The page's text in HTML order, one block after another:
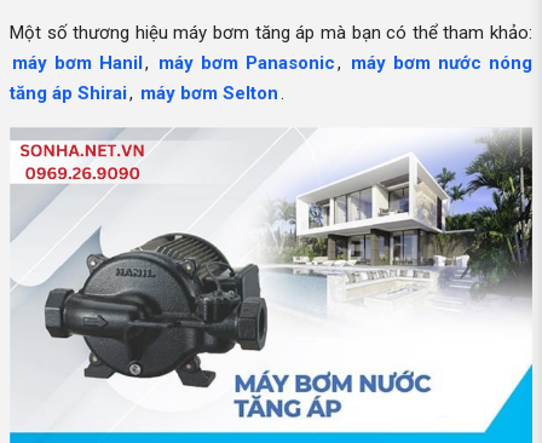
Một số thương hiệu máy bơm tăng áp mà bạn có thể tham khảo:
máy bơm Hanil, máy bơm Panasonic, máy bơm nước nóng
tăng áp Shirai, máy bơm Selton.